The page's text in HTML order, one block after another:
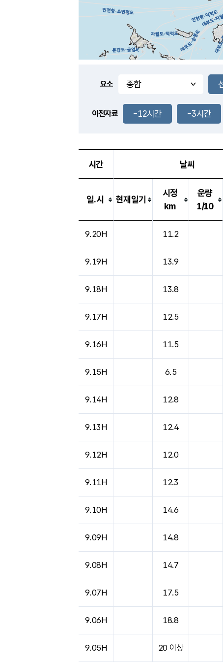
요소
이전자료 -12시간 -3시간
시간 날씨
일.시 현재일기
시정
km
운량
1/10
9.20H 11.2
9.19H 13.9
9.18H 13.8
9.17H 12.5
9.16H 11.5
9.15H 6.5
9.14H 12.8
9.13H 12.4
9.12H 12.0
9.11H 12.3
9.10H 14.6
9.09H 14.8
9.08H 14.7
9.07H 17.5
9.06H 18.8
9.05H 20 이상